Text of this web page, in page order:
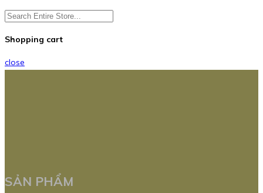
Shopping cart
close
SẢN PHẨM